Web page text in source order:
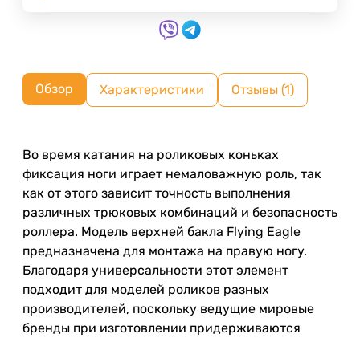
Обзор Характеристики Отзывы (1)
Во время катания на роликовых коньках
фиксация ноги играет немаловажную роль, так
как от этого зависит точность выполнения
различных трюковых комбинаций и безопасность
роллера. Модель верхней бакла Flying Eagle
предназначена для монтажа на правую ногу.
Благодаря универсальности этот элемент
подходит для моделей роликов разных
производителей, поскольку ведущие мировые
бренды при изготовлении придерживаются